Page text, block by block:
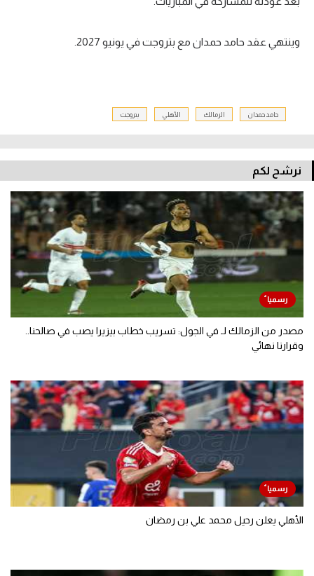
وينتهي عقد حامد حمدان مع بتروجت في يونيو 2027.
حامد حمدان الزمالك الأهلي بتروجت
نرشح لكم
مصدر من الزمالك لـ في الجول: تسريب خطاب بيزيرا يصب في صالحنا..
وقرارنا نهائي
الأهلي يعلن رحيل محمد علي بن رمضان